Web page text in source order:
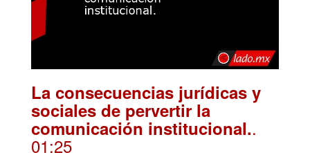
La consecuencias jurídicas y
sociales de pervertir la
comunicación institucional..
01:25